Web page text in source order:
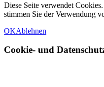
Diese Seite verwendet
stimmen Sie der Verwendung
OKAblehnen
Cookie- und